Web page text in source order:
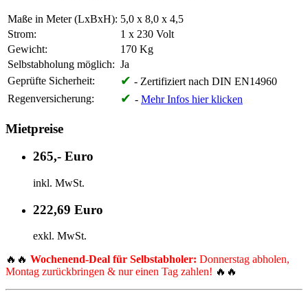
Maße in Meter (LxBxH): 5,0 x 8,0 x 4,5
Strom:
1 x 230 Volt
Gewicht:
170 Kg
Selbstabholung möglich: Ja
Geprüfte Sicherheit:
✔ - Zertifiziert nach DIN EN14960
Regenversicherung:
✔ - Mehr Infos hier klicken
Mietpreise
265,- Euro
inkl. MwSt.
222,69 Euro
exkl. MwSt.
🔥🔥 Wochenend-Deal für Selbstabholer: Donnerstag abholen,
Montag zurückbringen & nur einen Tag zahlen! 🔥🔥